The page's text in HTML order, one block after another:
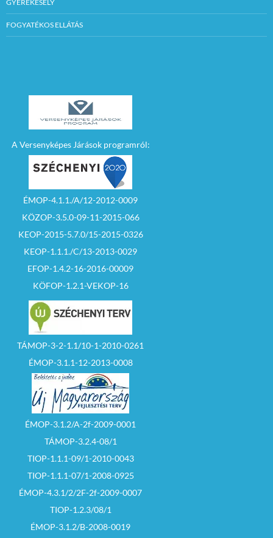
– Nem jár vissza
biztosíték, ha az
ajánlattevő az
felróható okból
Az összeg
megfizetése Szécsény
Város
Önkormányzata
K&H Banknál
21424304 számú
fizetési számlájára
A nyertes által
befizetett biztosíték
összegét a vételárba
be kell számolni.
Az árverésen az
vehet részt aki, az
árverés
megkezdését
megelőzően
bemutatja az
árverés
vezetőjének alábbi
dokumentumokat:
– személyi
igazolványát, egyéni
vállalkozói
igazolványát (egyéni
vállalkozói
igazolvány
kiváltására irányuló
szándéknyilatkozatot
), illetve ha a
jelentkező gazdasági
társaság, akkor 30
napnál nem régebbi
cégkivonatot
cégbejegyzési eljárás
igazolását).
GYEREKESÉLY
FOGYATÉKOS ELLÁTÁS
A Versenyképes Járások programról:
ÉMOP-4.1.1./A/12-2012-0009
KÖZOP-3.5.0-09-11-2015-066
KEOP-2015-5.7.0/15-2015-0326
KEOP-1.1.1./C/13-2013-0029
EFOP-1.4.2-16-2016-00009
KÖFOP-1.2.1-VEKOP-16
TÁMOP-3-2-1.1/10-1-2010-0261
ÉMOP-3.1.1-12-2013-0008
ÉMOP-3.1.2/A-2f-2009-0001
TÁMOP-3.2.4-08/1
TIOP-1.1.1-09/1-2010-0043
TIOP-1.1.1-07/1-2008-0925
ÉMOP-4.3.1/2/2F-2f-2009-0007
TIOP-1.2.3/08/1
ÉMOP-3.1.2/B-2008-0019